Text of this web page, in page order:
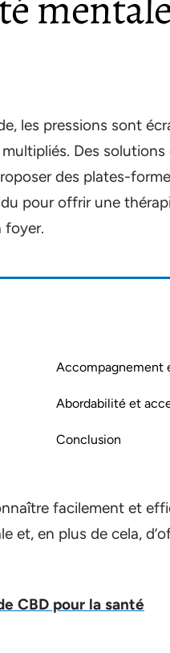
les pressions sont
Des
des plates-
pour offrir une
foyer.
Accompagnement
Abordabilité et
Conclusion
facilement et
et, en plus de cela,
CBD pour la santé